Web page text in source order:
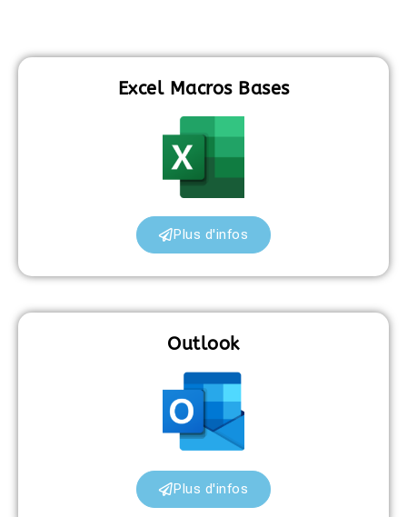
Excel Macros Bases
Plus d'infos
Outlook
Plus d'infos